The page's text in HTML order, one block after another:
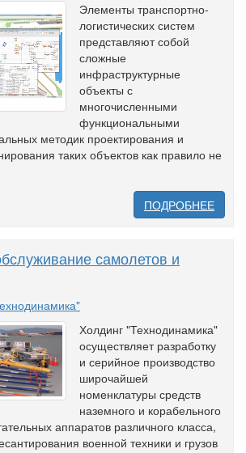
Элементы транспортно-
логистических систем
представляют собой
сложные
инфраструктурные
объекты с
многочисленными
функциональными
методик проектирования и
таких объектов как правило не
ПОДРОБНЕЕ
самолетов и
Холдинг "Технодинамика"
осуществляет разработку
и серийное производство
широчайшей
номенклатуры средств
наземного и корабельного
аппаратов различного класса,
военной техники и грузов